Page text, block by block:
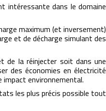
intéressante dans le domaine
maximum (et inversement)
et de décharge simulant des
de la réinjecter soit dans une
des économies en électricité
environnemental.
les plus précis possible tout